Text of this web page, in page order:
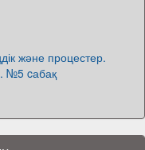
және процестер.
№5 cабақ